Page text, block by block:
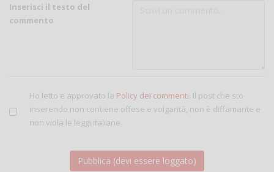
Inserisci il testo del
commento
Ho letto e approvato la Policy dei commenti. Il post che sto
inserendo non contiene offese e volgarità, non è diffamante e
non viola le leggi italiane.